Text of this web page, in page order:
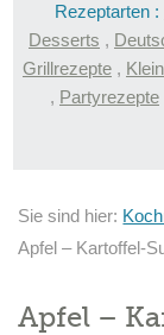
Rezeptarten :
Desserts ,
Grillrezepte ,
, Partyrezepte
Sie sind hier:
Apfel – Kartoffel-
Apfel –